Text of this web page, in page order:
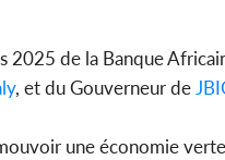
2025 de la Banque
, et du Gouverneur de
une économie